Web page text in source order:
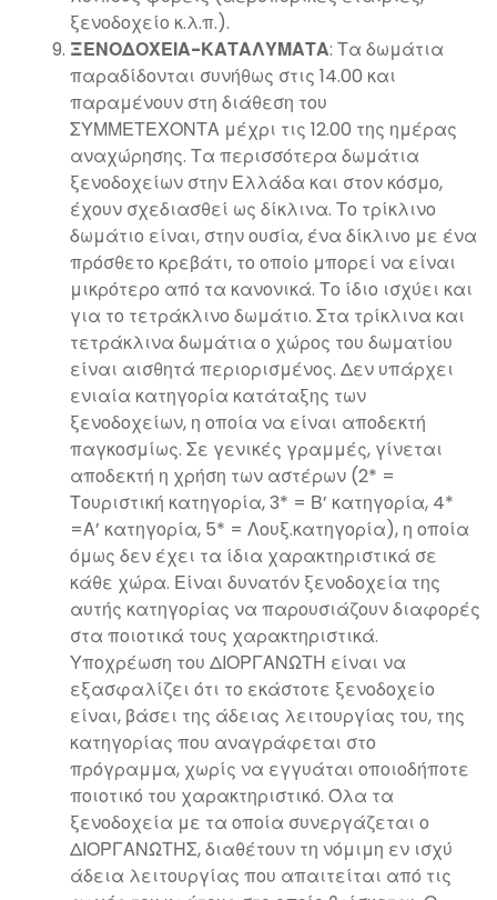
ξενοδοχείο κ.λ.π.).
ΞΕΝΟΔΟΧΕΙΑ-ΚΑΤΑΛΥΜΑΤΑ: Τα δωμάτια
παραδίδονται συνήθως στις 14.00 και
παραμένουν στη διάθεση του
ΣΥΜΜΕΤΕΧΟΝΤΑ μέχρι τις 12.00 της ημέρας
αναχώρησης. Τα περισσότερα δωμάτια
ξενοδοχείων στην Ελλάδα και στον κόσμο,
έχουν σχεδιασθεί ως δίκλινα. Το τρίκλινο
δωμάτιο είναι, στην ουσία, ένα δίκλινο με ένα
πρόσθετο κρεβάτι, το οποίο μπορεί να είναι
μικρότερο από τα κανονικά. Το ίδιο ισχύει και
για το τετράκλινο δωμάτιο. Στα τρίκλινα και
τετράκλινα δωμάτια ο χώρος του δωματίου
είναι αισθητά περιορισμένος. Δεν υπάρχει
ενιαία κατηγορία κατάταξης των
ξενοδοχείων, η οποία να είναι αποδεκτή
παγκοσμίως. Σε γενικές γραμμές, γίνεται
αποδεκτή η χρήση των αστέρων (2* =
Τουριστική κατηγορία, 3* = Β’ κατηγορία, 4*
=Α’ κατηγορία, 5* = Λουξ.κατηγορία), η οποία
όμως δεν έχει τα ίδια χαρακτηριστικά σε
κάθε χώρα. Είναι δυνατόν ξενοδοχεία της
αυτής κατηγορίας να παρουσιάζουν διαφορές
στα ποιοτικά τους χαρακτηριστικά.
Υποχρέωση του ΔΙΟΡΓΑΝΩΤΗ είναι να
εξασφαλίζει ότι το εκάστοτε ξενοδοχείο
είναι, βάσει της άδειας λειτουργίας του, της
κατηγορίας που αναγράφεται στο
πρόγραμμα, χωρίς να εγγυάται οποιοδήποτε
ποιοτικό του χαρακτηριστικό. Όλα τα
ξενοδοχεία με τα οποία συνεργάζεται ο
ΔΙΟΡΓΑΝΩΤΗΣ, διαθέτουν τη νόμιμη εν ισχύ
άδεια λειτουργίας που απαιτείται από τις